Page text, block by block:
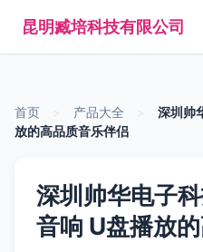
昆明臧培科技有限公司
首页 产品大全
深圳帅
放的高品质音乐伴侣
深圳帅华电子
音响 U盘播放